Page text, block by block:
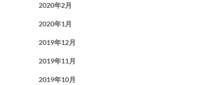
2020年2月
2020年1月
2019年12月
2019年11月
2019年10月